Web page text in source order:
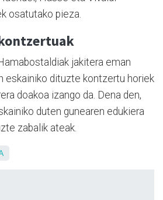
osatutako pieza.
jakitera eman
eskainiko dituzte kontzertu horiek
doakoa izango da. Dena den,
duten gunearen edukiera
zabalik ateak.